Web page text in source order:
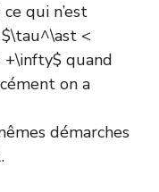
qui n’est
<
quand
on a
démarches